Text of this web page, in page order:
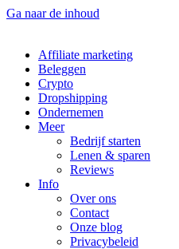
Ga naar de inhoud
Affiliate marketing
Beleggen
Crypto
Dropshipping
Ondernemen
Meer
Bedrijf starten
Lenen & sparen
Reviews
Info
Over ons
Contact
Onze blog
Privacybeleid